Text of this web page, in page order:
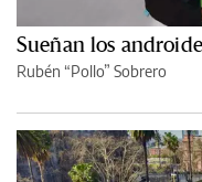
Sueñan los
Rubén “Pollo” Sobrero